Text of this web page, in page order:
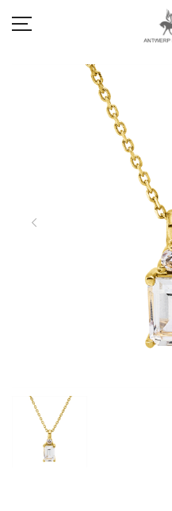
LIEBE & VERLOBUNG
ANTWERP DIAMONDS
3D